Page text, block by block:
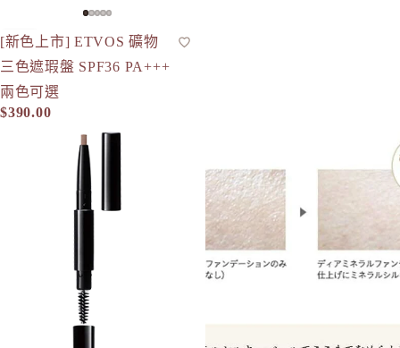
遮瑕盤
現貨
[新色上市] ETVOS 礦物
三色遮瑕盤 SPF36 PA+++
兩色可選
$390.00
ETVOS 多效礦物持久眉筆5g 三合一旋轉筆 可替換芯
ETVOS 輕羽面紗礦物蜜粉